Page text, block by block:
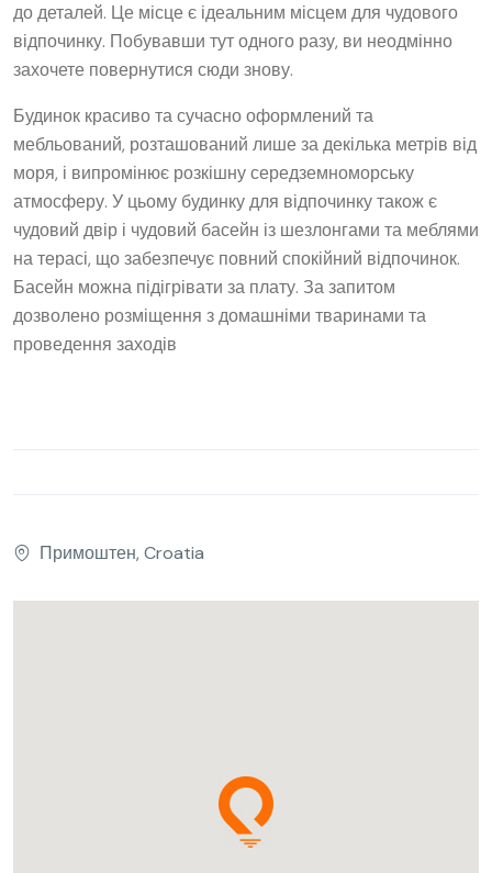
до деталей. Це місце є ідеальним місцем для чудового
відпочинку. Побувавши тут одного разу, ви неодмінно
захочете повернутися сюди знову.
Будинок красиво та сучасно оформлений та
мебльований, розташований лише за декілька метрів від
моря, і випромінює розкішну середземноморську
атмосферу. У цьому будинку для відпочинку також є
чудовий двір і чудовий басейн із шезлонгами та меблями
на терасі, що забезпечує повний спокійний відпочинок.
Басейн можна підігрівати за плату. За запитом
дозволено розміщення з домашніми тваринами та
проведення заходів
Примоштен, Croatia